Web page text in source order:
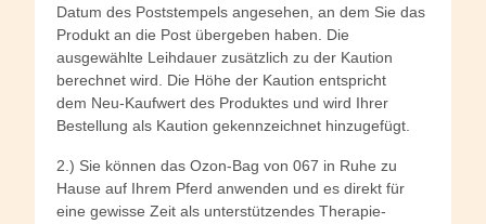
Datum des Poststempels angesehen, an dem Sie das
Produkt an die Post übergeben haben. Die
ausgewählte Leihdauer zusätzlich zu der Kaution
berechnet wird. Die Höhe der Kaution entspricht
dem Neu-Kaufwert des Produktes und wird Ihrer
Bestellung als Kaution gekennzeichnet hinzugefügt.
2.) Sie können das Ozon-Bag von 067 in Ruhe zu
Hause auf Ihrem Pferd anwenden und es direkt für
eine gewisse Zeit als unterstützendes Therapie-